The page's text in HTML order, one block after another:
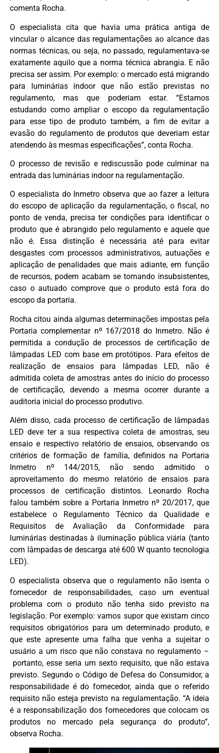
comenta Rocha.
O especialista cita que havia uma prática antiga de
vincular o alcance das regulamentações ao alcance das
normas técnicas, ou seja, no passado, regulamentava-se
exatamente aquilo que a norma técnica abrangia. E não
precisa ser assim. Por exemplo: o mercado está migrando
para luminárias indoor que não estão previstas no
regulamento, mas que poderiam estar. “Estamos
estudando como ampliar o escopo da regulamentação
para esse tipo de produto também, a fim de evitar a
evasão do regulamento de produtos que deveriam estar
atendendo às mesmas especificações”, conta Rocha.
O processo de revisão e rediscussão pode culminar na
entrada das luminárias indoor na regulamentação.
O especialista do Inmetro observa que ao fazer a leitura
do escopo de aplicação da regulamentação, o fiscal, no
ponto de venda, precisa ter condições para identificar o
produto que é abrangido pelo regulamento e aquele que
não é. Essa distinção é necessária até para evitar
desgastes com processos administrativos, autuações e
aplicação de penalidades que mais adiante, em função
de recursos, podem acabam se tornando insubsistentes,
caso o autuado comprove que o produto está fora do
escopo da portaria.
Rocha citou ainda algumas determinações impostas pela
Portaria complementar nº 167/2018 do Inmetro. Não é
permitida a condução de processos de certificação de
lâmpadas LED com base em protótipos. Para efeitos de
realização de ensaios para lâmpadas LED, não é
admitida coleta de amostras antes do início do processo
de certificação, devendo a mesma ocorrer durante a
auditoria inicial do processo produtivo.
Além disso, cada processo de certificação de lâmpadas
LED deve ter a sua respectiva coleta de amostras, seu
ensaio e respectivo relatório de ensaios, observando os
critérios de formação de família, definidos na Portaria
Inmetro nº 144/2015, não sendo admitido o
aproveitamento do mesmo relatório de ensaios para
processos de certificação distintos. Leonardo Rocha
falou também sobre a Portaria Inmetro nº 20/2017, que
estabelece o Regulamento Técnico da Qualidade e
Requisitos de Avaliação da Conformidade para
luminárias destinadas à iluminação pública viária (tanto
com lâmpadas de descarga até 600 W quanto tecnologia
LED).
O especialista observa que o regulamento não isenta o
fornecedor de responsabilidades, caso um eventual
problema com o produto não tenha sido previsto na
legislação. Por exemplo: vamos supor que existam cinco
requisitos obrigatórios para um determinado produto, e
que este apresente uma falha que venha a sujeitar o
usuário a um risco que não constava no regulamento –
portanto, esse seria um sexto requisito, que não estava
previsto. Segundo o Código de Defesa do Consumidor, a
responsabilidade é do fornecedor, ainda que o referido
requisito não esteja previsto na regulamentação. “A ideia
é a responsabilização dos fornecedores que colocam os
produtos no mercado pela segurança do produto”,
observa Rocha.